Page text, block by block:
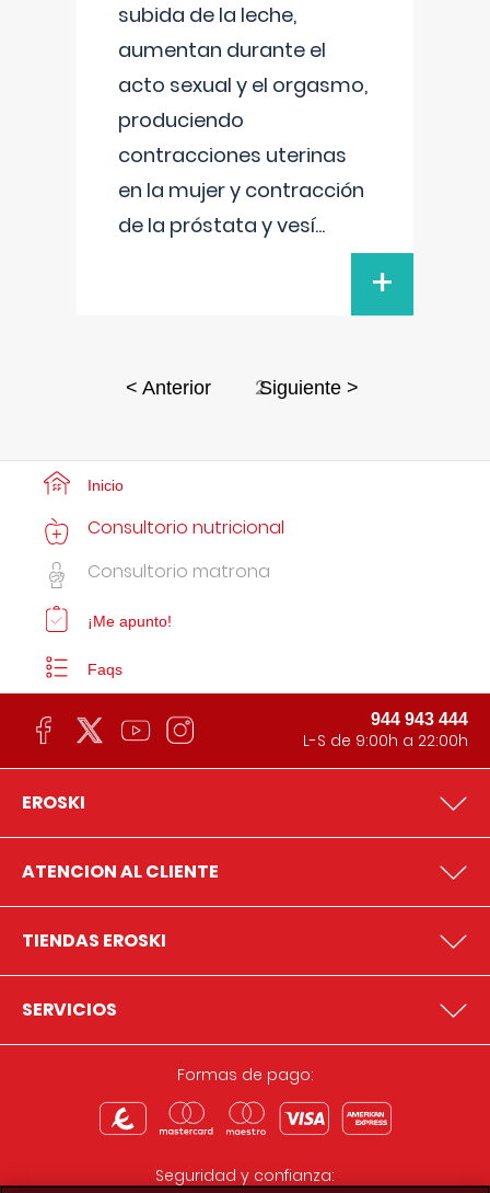
subida de la leche,
aumentan durante el
acto sexual y el orgasmo,
produciendo
contracciones uterinas
en la mujer y contracción
de la próstata y vesí...
+
< Anterior 2Siguiente >
Inicio
Consultorio nutricional
Consultorio matrona
¡Me apunto!
Faqs
944 943 444
L-S de 9:00h a 22:00h
EROSKI
ATENCION AL CLIENTE
TIENDAS EROSKI
SERVICIOS
Formas de pago:
Seguridad y confianza: